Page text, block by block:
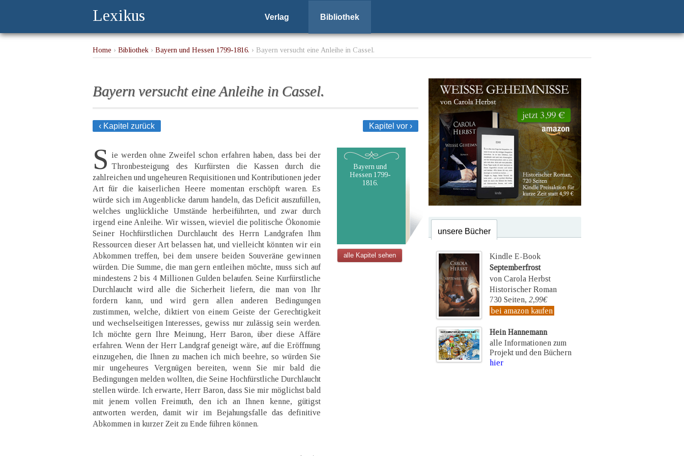
Lexikus Verlag Bibliothek
Home › Bibliothek › Bayern und Hessen 1799-1816. › Bayern versucht eine Anleihe in Cassel.
Bayern versucht eine Anleihe in Cassel.
‹ Kapitel zurück Kapitel vor ›
S ie werden ohne Zweifel schon erfahren haben, dass bei der
Thronbesteigung des Kurfürsten die Kassen durch die
zahlreichen und ungeheuren Requisitionen und Kontributionen jeder
Art für die kaiserlichen Heere momentan erschöpft waren. Es
würde sich im Augenblicke darum handeln, das Deficit auszufüllen,
welches unglückliche Umstände herbeiführten, und zwar durch
irgend eine Anleihe. Wir wissen, wieviel die politische Ökonomie
Seiner Hochfürstlichen Durchlaucht des Herrn Landgrafen Ihm
Ressourcen dieser Art belassen hat, und vielleicht könnten wir ein
Abkommen treffen, bei dem unsere beiden Souveräne gewinnen
würden. Die Summe, die man gern entleihen möchte, muss sich auf
mindestens 2 bis 4 Millionen Gulden belaufen. Seine Kurfürstliche
Durchlaucht wird alle die Sicherheit liefern, die man von Ihr
fordern kann, und wird gern allen anderen Bedingungen
zustimmen, welche, diktiert von einem Geiste der Gerechtigkeit
und wechselseitigen Interesses, gewiss nur zulässig sein werden.
Ich möchte gern Ihre Meinung, Herr Baron, über diese Affäre
erfahren. Wenn der Herr Landgraf geneigt wäre, auf die Eröffnung
einzugehen, die Ihnen zu machen ich mich beehre, so würden Sie
mir ungeheures Vergnügen bereiten, wenn Sie mir bald die
Bedingungen melden wollten, die Seine Hochfürstliche Durchlaucht
stellen würde. Ich erwarte, Herr Baron, dass Sie mir möglichst bald
mit jenem vollen Freimuth, den ich an Ihnen kenne, gütigst
antworten werden, damit wir im Bejahungsfalle das definitive
Abkommen in kurzer Zeit zu Ende führen können.
Bayern und
Hessen 1799-
1816.
alle Kapitel sehen
unsere Bücher
Kindle E-Book
Septemberfrost
von Carola Herbst
Historischer Roman
730 Seiten, 2,99€
bei amazon kaufen
Hein Hannemann
alle Informationen zum
Projekt und den Büchern
hier